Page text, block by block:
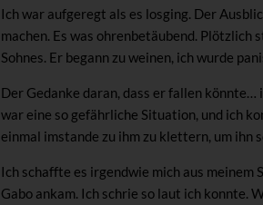
Ich war aufgeregt als es losging. Der
machen. Es was ohrenbetäubend.
Sohnes. Er begann zu weinen, ich wurde
Der Gedanke daran, dass er fallen könnte…
war eine so gefährliche Situation, und ich
einmal imstande zu ihm zu klettern, um ihn
Ich schaffte es irgendwie mich aus
Gabo ankam. Ich schrie so laut ich konnte.